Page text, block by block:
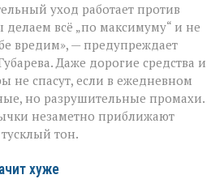
думаете,
что
ухаживаете,
а
на
деле
ускоряете
старение»:
косметолог
уход работает против
всё „по максимуму“ и не
вредим», — предупреждает
Даже дорогие средства и
не спасут, если в ежедневном
но разрушительные промахи.
незаметно приближают
тон.
хуже